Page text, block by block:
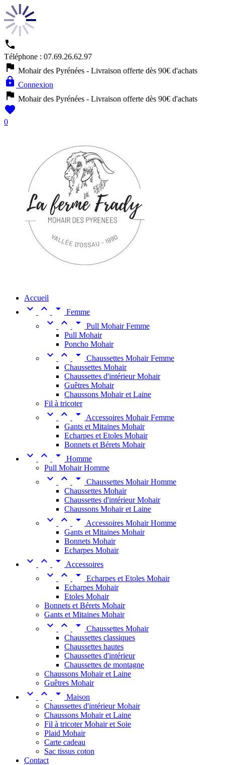

Téléphone : 07.69.26.62.97
 Mohair des Pyrénées - Livraison offerte dès 90€ d'achats
 Connexion
 Mohair des Pyrénées - Livraison offerte dès 90€ d'achats

0
Accueil
   Femme
  
Pull Mohair Femme
Pull Mohair
Poncho Mohair
  
Chaussettes Mohair Femme
Chaussettes Mohair
Chaussettes d'intérieur Mohair
Guêtres Mohair
Chaussons Mohair et Laine
Fil à tricoter
  
Accessoires Mohair Femme
Gants et Mitaines Mohair
Echarpes et Etoles Mohair
Bonnets et Bérets Mohair
  
Homme
Pull Mohair Homme
  
Chaussettes Mohair Homme
Chaussettes Mohair
Chaussettes d'intérieur Mohair
Chaussons Mohair et Laine
  
Accessoires Mohair Homme
Gants et Mitaines Mohair
Bonnets Mohair
Echarpes Mohair
   Accessoires
  
Echarpes et Etoles Mohair
Echarpes Mohair
Etoles Mohair
Bonnets et Bérets Mohair
Gants et Mitaines Mohair
  
Chaussettes Mohair
Chaussettes classiques
Chaussettes hautes
Chaussettes d'intérieur
Chaussettes de montagne
Chaussons Mohair et Laine
Guêtres Mohair
  
Maison
Chaussettes d'intérieur Mohair
Chaussons Mohair et Laine
Fil à tricoter Mohair et Soie
Plaid Mohair
Carte cadeau
Sac tissus coton
Contact